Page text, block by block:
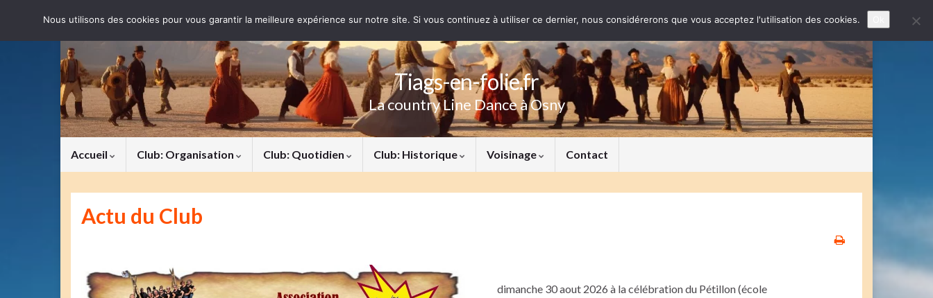
Tiags-en-folie.fr
La country Line Dance à Osny
Accueil Club: Organisation Club: Quotidien Club: Historique Voisinage Contact
Actu du Club
dimanche 30 aout 2026 à la célébration du Pétillon (école
Nous utilisons des cookies pour vous garantir la meilleure expérience sur notre site. Si vous continuez à utiliser ce dernier, nous considérerons que vous acceptez l'utilisation des cookies.